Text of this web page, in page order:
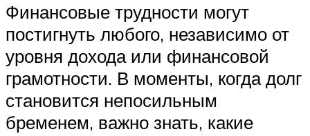
Финансовые трудности могут
постигнуть любого, независимо от
уровня дохода или финансовой
грамотности. В моменты, когда долг
становится непосильным
бременем, важно знать, какие